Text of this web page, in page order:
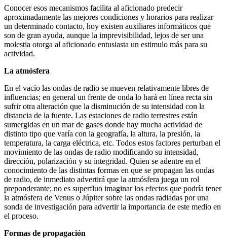
Conocer esos mecanismos facilita al aficionado predecir
aproximadamente las mejores condiciones y horarios para realizar
un determinado contacto, hoy existen auxiliares informáticos que
son de gran ayuda, aunque la imprevisibilidad, lejos de ser una
molestia otorga al aficionado entusiasta un estimulo más para su
actividad.
La atmósfera
En el vacío las ondas de radio se mueven relativamente libres de
influencias; en general un frente de onda lo hará en línea recta sin
sufrir otra alteración que la disminución de su intensidad con la
distancia de la fuente. Las estaciones de radio terrestres están
sumergidas en un mar de gases donde hay mucha actividad de
distinto tipo que varía con la geografía, la altura, la presión, la
temperatura, la carga eléctrica, etc. Todos estos factores perturban el
movimiento de las ondas de radio modificando su intensidad,
dirección, polarización y su integridad. Quien se adentre en el
conocimiento de las distintas formas en que se propagan las ondas
de radio, de inmediato advertirá que la atmósfera juega un rol
preponderante; no es superfluo imaginar los efectos que podría tener
la atmósfera de Venus o Júpiter sobre las ondas radiadas por una
sonda de investigación para advertir la importancia de este medio en
el proceso.
Formas de propagación